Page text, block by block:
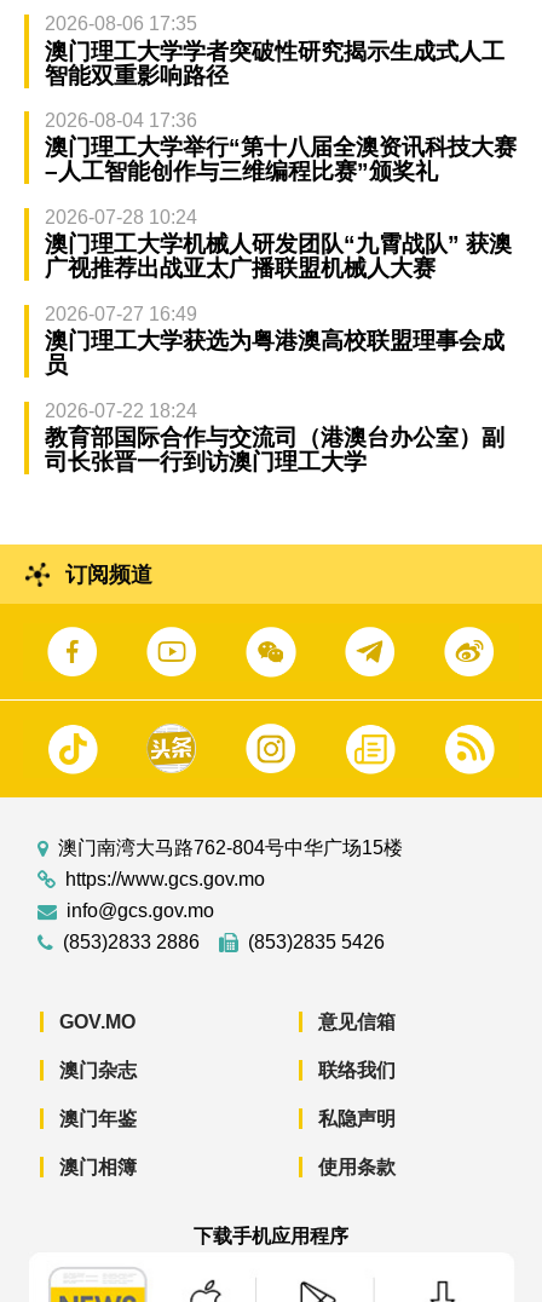
2026-08-06 17:35
澳门理工大学学者突破性研究揭示生成式人工
智能双重影响路径
2026-08-04 17:36
澳门理工大学举行“第十八届全澳资讯科技大赛
–人工智能创作与三维编程比赛”颁奖礼
2026-07-28 10:24
澳门理工大学机械人研发团队“九霄战队” 获澳
广视推荐出战亚太广播联盟机械人大赛
2026-07-27 16:49
澳门理工大学获选为粤港澳高校联盟理事会成
员
2026-07-22 18:24
教育部国际合作与交流司（港澳台办公室）副
司长张晋一行到访澳门理工大学
订阅频道
澳门南湾大马路762-804号中华广场15楼
https://www.gcs.gov.mo
info@gcs.gov.mo
(853)2833 2886
(853)2835 5426
GOV.MO
澳门杂志
澳门年鉴
澳门相簿
意见信箱
联络我们
私隐声明
使用条款
下载手机应用程序